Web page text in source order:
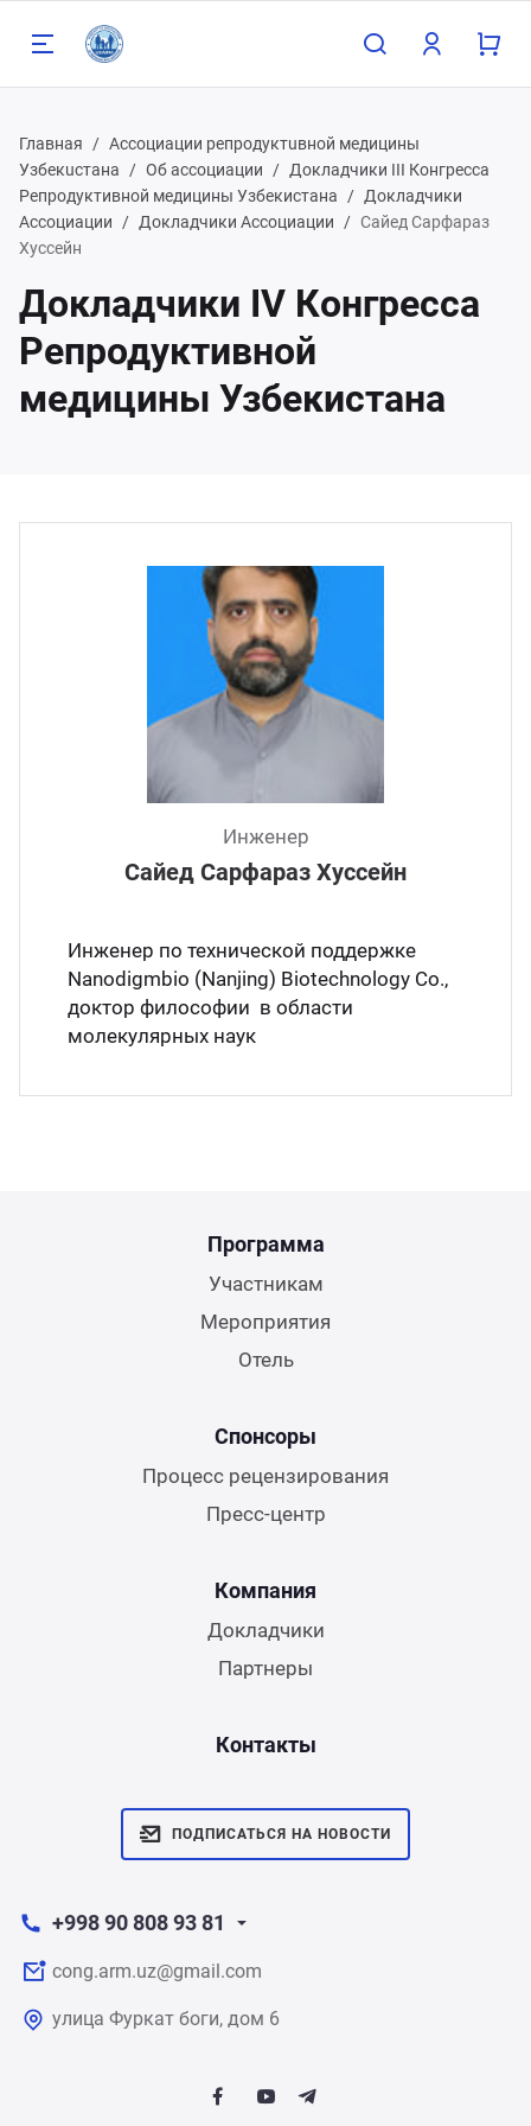
Назад
90 808 93 81
91 785 00 56
Главная
Ассоциации репродуктuвной медицины
Узбекuстана
Об ассоциации
Докладчики III Конгресса
Репродуктивной медицины Узбекистана
Докладчики
Ассоциации
Докладчики Ассоциации
Сайед Сарфараз
Хуссейн
Докладчики IV Конгресса
Репродуктивной
медицины Узбекистана
Инженер
Сайед Сарфараз Хуссейн
Инженер по технической поддержке
Nanodigmbio (Nanjing) Biotechnology Co.,
доктор философии в области
молекулярных наук
Программа
Участникам
Мероприятия
Отель
Спонсоры
Процесс рецензирования
Пресс-центр
Компания
Докладчики
Партнеры
Контакты
ПОДПИСАТЬСЯ НА НОВОСТИ
+998 90 808 93 81
cong.arm.uz@gmail.com
улица Фуркат боги, дом 6